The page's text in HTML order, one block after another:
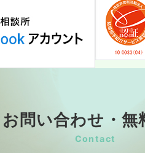
お問い合わせ・無
Contact